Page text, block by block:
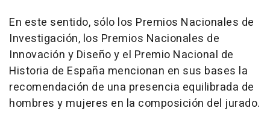
En este sentido, sólo los Premios Nacionales de
Investigación, los Premios Nacionales de
Innovación y Diseño y el Premio Nacional de
Historia de España mencionan en sus bases la
recomendación de una presencia equilibrada de
hombres y mujeres en la composición del jurado.